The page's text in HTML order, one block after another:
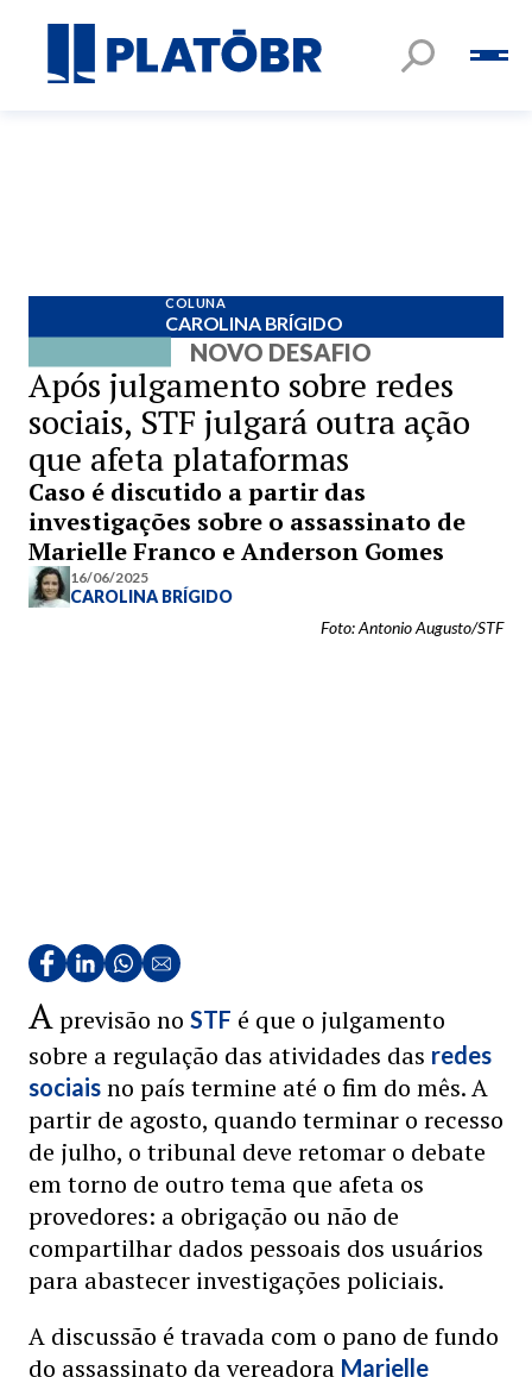
COLUNA
CAROLINA BRÍGIDO
NOVO DESAFIO
Após julgamento sobre redes
sociais, STF julgará outra ação
que afeta plataformas
Caso é discutido a partir das
investigações sobre o assassinato de
Marielle Franco e Anderson Gomes
16/06/2025
CAROLINA BRÍGIDO
Foto: Antonio Augusto/STF
Aprevisão no STF é que o julgamento
sobre a regulação das atividades das redes
sociais no país termine até o fim do mês. A
partir de agosto, quando terminar o recesso
de julho, o tribunal deve retomar o debate
em torno de outro tema que afeta os
provedores: a obrigação ou não de
compartilhar dados pessoais dos usuários
para abastecer investigações policiais.
A discussão é travada com o pano de fundo
do assassinato da vereadora Marielle